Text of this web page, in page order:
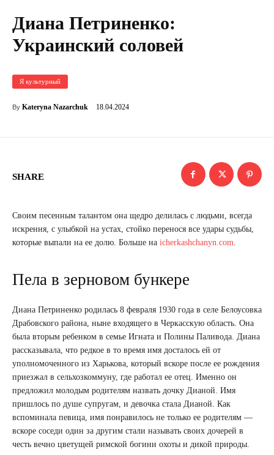
Диана Петриненко:
Украинский соловей
Я культурный
By Kateryna Nazarchuk 18.04.2024
SHARE
Своим песенным талантом она щедро делилась с людьми, всегда
искрення, с улыбкой на устах, стойко перенося все удары судьбы,
которые выпали на ее долю. Больше на icherkashchanyn.com.
Пела в зерновом бункере
Диана Петриненко родилась 8 февраля 1930 года в селе Белоусовка
Драбовского района, ныне входящего в Черкасскую область. Она
была вторым ребенком в семье Игната и Полины Паливода. Диана
рассказывала, что редкое в то время имя досталось ей от
уполномоченного из Харькова, который вскоре после ее рождения
приезжал в сельхозкоммуну, где работал ее отец. Именно он
предложил молодым родителям назвать дочку Дианой. Имя
пришлось по душе супругам, и девочка стала Дианой. Как
вспоминала певица, имя понравилось не только ее родителям —
вскоре соседи один за другим стали называть своих дочерей в
честь вечно цветущей римской богини охоты и дикой природы.